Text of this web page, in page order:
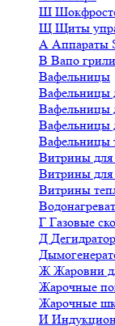
Ш
Щ Щиты
А Аппараты
В Вапо грили
Вафельницы
Вафельницы
Вафельницы
Вафельницы
Вафельницы
Витрины
Витрины для
Витрины
Г Газовые
Д
ЖЖаровни
Жарочные
Жарочные
И